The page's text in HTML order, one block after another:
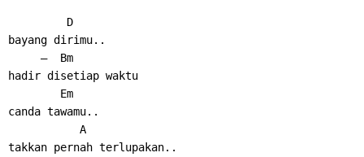
         D
bayang dirimu..
     –  Bm
hadir disetiap waktu
        Em
canda tawamu..
           A
takkan pernah terlupakan..